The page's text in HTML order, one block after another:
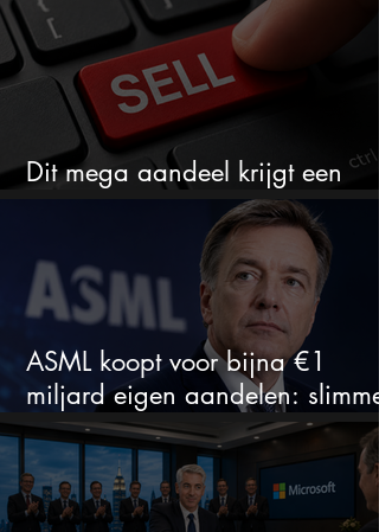
Dit mega aandeel krijgt een
zeldzaam verkoopadvies
ASML koopt voor bijna €1
miljard eigen aandelen: slimme
zet of dure timing?